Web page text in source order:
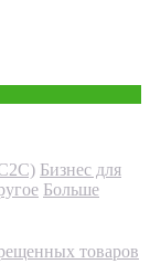
Бизнес для
Больше
товаров